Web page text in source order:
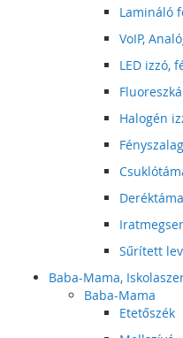
Lamináló
VoIP,
LED izzó,
Halogén
Fényszalag
Sűrített
Baba-Mama,
Baba-Mama
Etetőszék